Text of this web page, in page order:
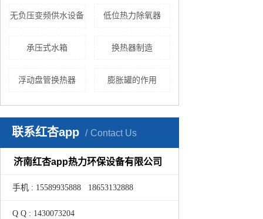
无负压变频供水设备 低位热力除氧器
承压式水箱 换热器制造
浮动盘管换热器 膨胀罐的作用
联系红杏app Contact Us
济南红杏app热力环保设备有限公司
手机 : 15589935888 18653132888
Q Q : 1430073204